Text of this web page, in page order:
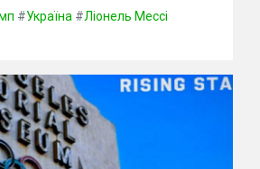
#Україна #Ліонель Мессі